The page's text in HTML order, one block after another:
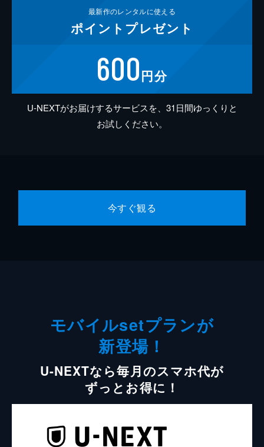
最新作のレンタルに使える
ポイント プレゼント
600円分
U-NEXTがお届けするサービスを、31日間ゆっくりと
お試しください。
今すぐ観る
モバイルsetプランが
新登場！
U-NEXTなら毎月のスマホ代が
ずっとお得に！